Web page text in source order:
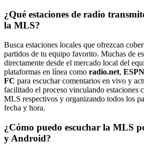
¿Qué estaciones de radio
la MLS?
Busca estaciones locales que ofrezcan
partidos de tu equipo favorito. Muchas de
directamente desde el mercado local del
plataformas en línea como radio.net,
FC para escuchar comentarios en vivo y
facilitado el proceso vinculando estaciones
MLS respectivos y organizando todos los
fecha y hora.
¿Cómo puedo escuchar la MLS
y Android?